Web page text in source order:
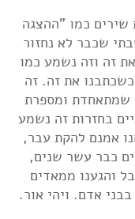
שירים כמו "ההצגה
שכבר לא נחזור
זה וזה נשמע כמו
את זה. זה
שמתאחדת ומספרת
בחזרות זה נשמע
אמנם להקת עבר,
כבר עשר שנים,
והגענו ממאדים
אדם. ויהי אור.